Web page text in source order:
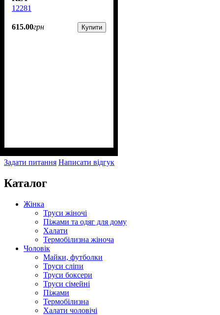
12281
615.00грн Купити
Задати питання Написати відгук
Каталог
Жінка
Труси жіночі
Піжами та одяг для дому
Халати
Термобілизна жіноча
Чоловік
Майки, футболки
Труси сліпи
Труси боксери
Труси сімейні
Піжами
Термобілизна
Халати чоловічі